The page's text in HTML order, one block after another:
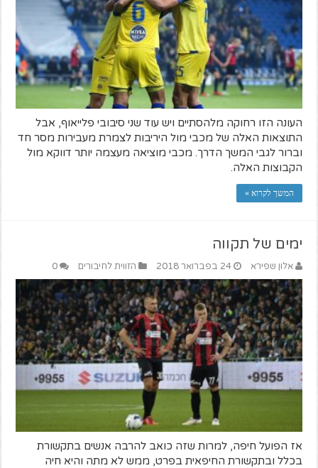
העונה הזו רחוקה מלהסתיים ויש עוד שני סיבובי פלייאוף, אבל
התוצאות האלה של מכבי מול היריבות לצמרת מעבירות מסר חד
וברור לגבי המשך הדרך. מכבי מוציאה מעצמה יותר דווקא מול
הקבוצות האלה.
המשך לקרוא »
ימים של תקווה
אלון שפירא 24 בפברואר 2018 הזווית לחיבורים 0
אז הפועל חיפה, למרות שזה כואב להרבה אנשים בתקשורת
בכלל ובתקשורת החיפאית בפרט, ממש לא מתה והיא חיה